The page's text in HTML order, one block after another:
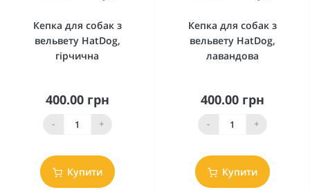
Кепка для собак з
вельвету HatDog,
гірчична
400.00 грн
- +
Купити
Кепка для собак з
вельвету HatDog,
лавандова
400.00 грн
- +
Купити